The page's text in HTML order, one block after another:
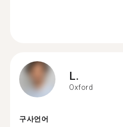
L.
Oxford
구사언어